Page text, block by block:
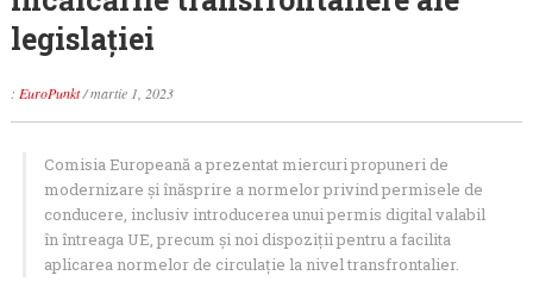
legislației
: EuroPunkt/martie 1, 2023
Comisia Europeană a prezentat miercuri propuneri de
modernizare și înăsprire a normelor privind permisele de
conducere, inclusiv introducerea unui permis digital valabil
în întreaga UE, precum și noi dispoziții pentru a facilita
aplicarea normelor de circulație la nivel transfrontalier.